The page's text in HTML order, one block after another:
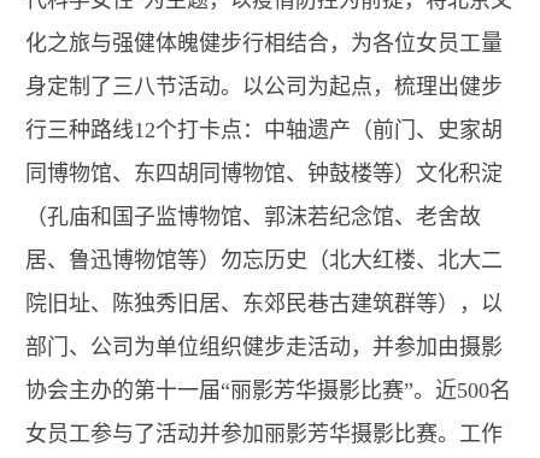
化之旅与强健体魄健步行相结合，为各位女员工量
身定制了三八节活动。以公司为起点，梳理出健步
行三种路线12个打卡点：中轴遗产（前门、史家胡
同博物馆、东四胡同博物馆、钟鼓楼等）文化积淀
（孔庙和国子监博物馆、郭沫若纪念馆、老舍故
居、鲁迅博物馆等）勿忘历史（北大红楼、北大二
院旧址、陈独秀旧居、东郊民巷古建筑群等），以
部门、公司为单位组织健步走活动，并参加由摄影
协会主办的第十一届“丽影芳华摄影比赛”。近500名
女员工参与了活动并参加丽影芳华摄影比赛。工作